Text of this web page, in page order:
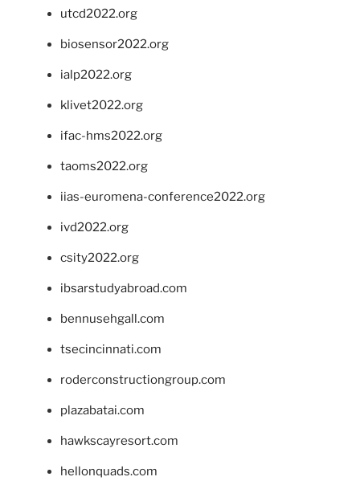
utcd2022.org
biosensor2022.org
ialp2022.org
klivet2022.org
ifac-hms2022.org
taoms2022.org
iias-euromena-conference2022.org
ivd2022.org
csity2022.org
ibsarstudyabroad.com
bennusehgall.com
tsecincinnati.com
roderconstructiongroup.com
plazabatai.com
hawkscayresort.com
hellonquads.com